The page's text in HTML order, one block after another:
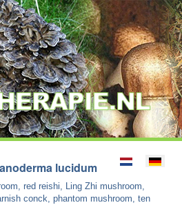
lucidum
red reishi, Ling Zhi mushroom,
conck, phantom mushroom, ten